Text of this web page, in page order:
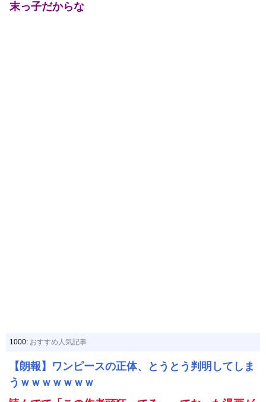
末っ子だからな
1000: おすすめ人気記事
【朗報】ワンピースの正体、とうとう判明してしま
うｗｗｗｗｗｗｗ